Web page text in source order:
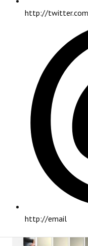
http://twitter.com
http://email
INSTITUCIONAL